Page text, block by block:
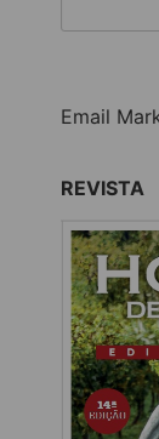
Email
REVISTA